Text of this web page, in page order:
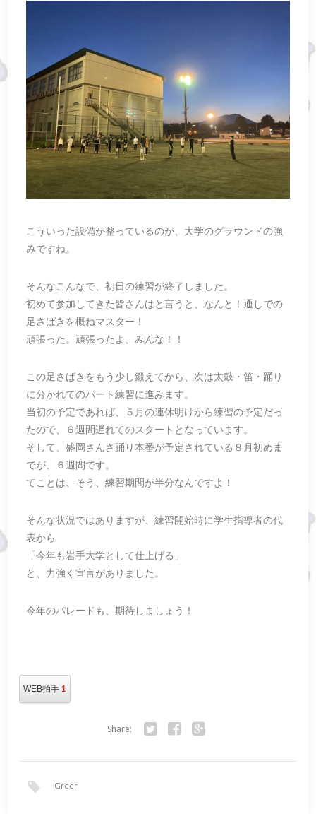
こういった設備が整っているのが、大学のグラウンドの強
みですね。
そんなこんなで、初日の練習が終了しました。
初めて参加してきた皆さんはと言うと、なんと！通しでの
足さばきを概ねマスター！
頑張った。頑張ったよ、みんな！！
この足さばきをもう少し鍛えてから、次は太鼓・笛・踊り
に分かれてのパート練習に進みます。
当初の予定であれば、５月の連休明けから練習の予定だっ
たので、６週間遅れてのスタートとなっています。
そして、盛岡さんさ踊り本番が予定されている８月初めま
でが、６週間です。
てことは、そう、練習期間が半分なんですよ！
そんな状況ではありますが、練習開始時に学生指導者の代
表から
「今年も岩手大学として仕上げる」
と、力強く宣言がありました。
今年のパレードも、期待しましょう！
WEB拍手1
Share:
Green